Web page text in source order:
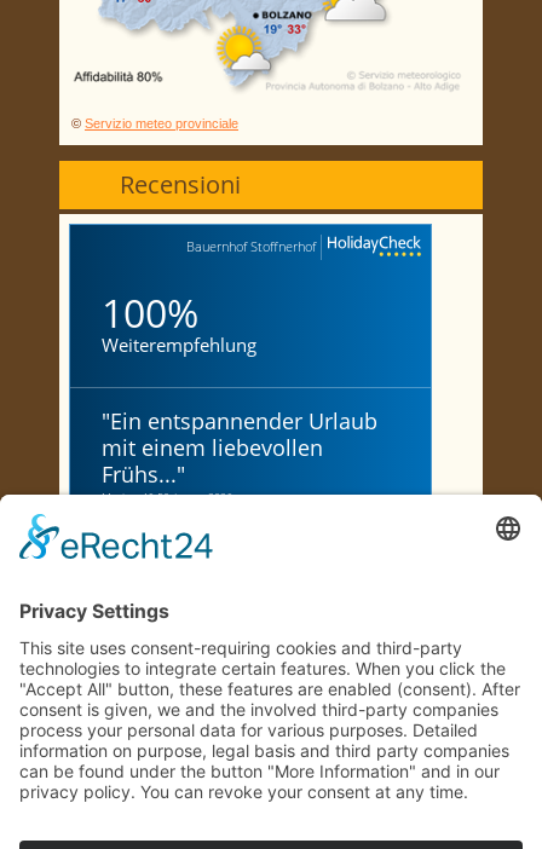
© Servizio meteo provinciale
Recensioni
Bauernhof Stoffnerhof
100%
Weiterempfehlung
"Ein entspannender Urlaub
mit einem liebevollen
Frühs..."
Marion, 46-50, Januar 2026
"Urlaub in Traumhafter
Natur"
"ein wunderschön gelegener
Hof, reizende Gastgeber"
Cornelia, 71+, Mai 2023
Jetzt bewerten